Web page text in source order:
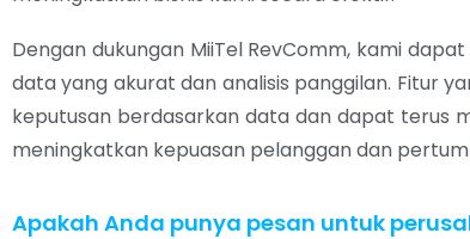
Dengan dukungan MiiTel RevComm, kami
data yang akurat dan analisis panggilan. Fitur
keputusan berdasarkan data dan dapat terus
meningkatkan kepuasan pelanggan dan
Apakah Anda punya pesan untuk